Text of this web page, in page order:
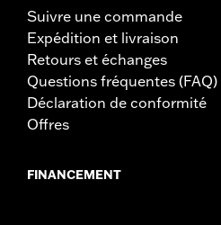
Suivre une commande
Expédition et livraison
Retours et échanges
Questions fréquentes (FAQ)
Déclaration de conformité
Offres
FINANCEMENT